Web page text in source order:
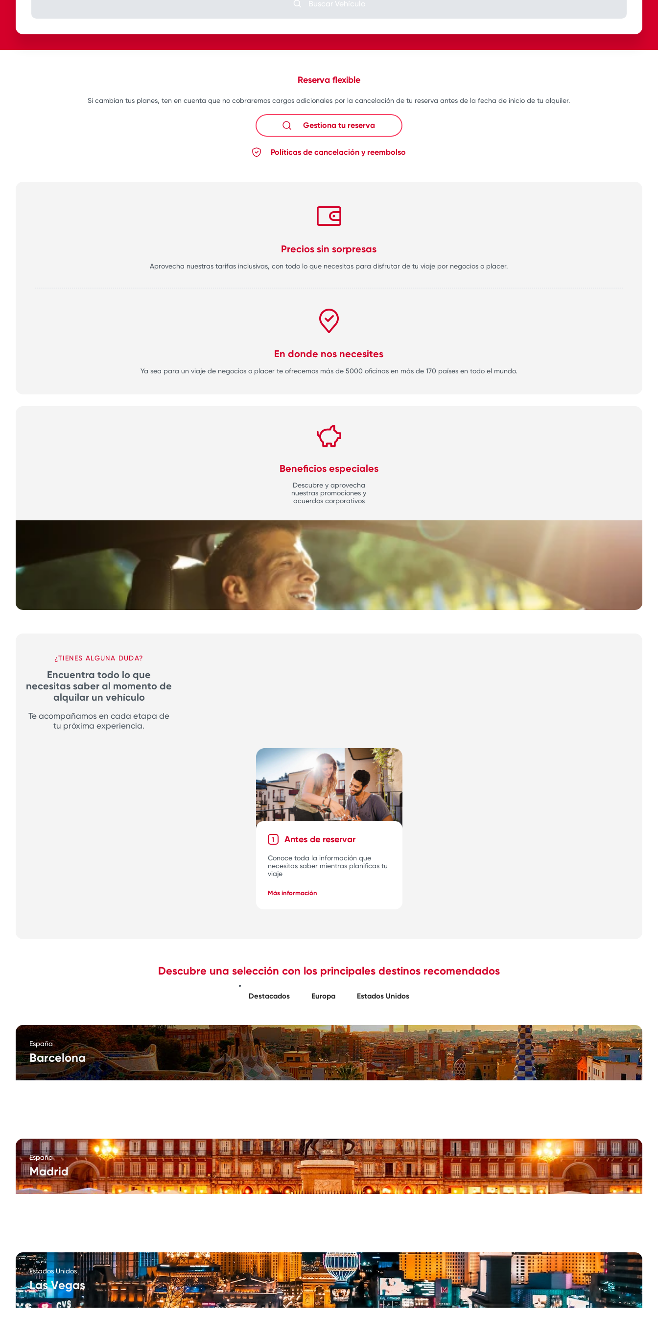
Buscar Vehículo
Reserva flexible
Si cambian tus planes, ten en cuenta que no cobraremos cargos adicionales por la cancelación de tu reserva antes de la fecha de inicio de tu alquiler.
Gestiona tu reserva
Políticas de cancelación y reembolso
Precios sin sorpresas
Aprovecha nuestras tarifas inclusivas, con todo lo que necesitas para disfrutar de tu viaje por negocios o placer.
En donde nos necesites
Ya sea para un viaje de negocios o placer te ofrecemos más de 5000 oficinas en más de 170 países en todo el mundo.
Beneficios especiales
Descubre y aprovecha
nuestras promociones y
acuerdos corporativos
¿TIENES ALGUNA DUDA?
Encuentra todo lo que
necesitas saber al momento de
alquilar un vehículo
Te acompañamos en cada etapa de
tu próxima experiencia.
1 Antes de reservar
Conoce toda la información que
necesitas saber mientras planificas tu
viaje
Más información
Descubre una selección con los principales destinos recomendados
Destacados Europa Estados Unidos
España
Barcelona
España
Madrid
Estados Unidos
Las Vegas